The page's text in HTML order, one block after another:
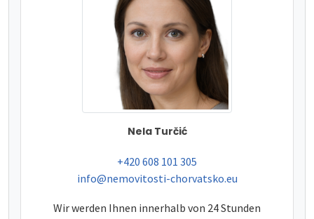
Nela Turčić
tel:
+420 608 101 305
e-mail:
info@nemovitosti-chorvatsko.eu
Wir werden Ihnen innerhalb von 24 Stunden